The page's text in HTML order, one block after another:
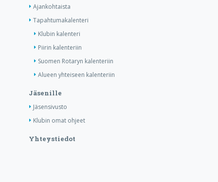
Ajankohtaista
Tapahtumakalenteri
Klubin kalenteri
Piirin kalenteriin
Suomen Rotaryn kalenteriin
Alueen yhteiseen kalenteriin
Jäsenille
Jäsensivusto
Klubin omat ohjeet
Yhteystiedot